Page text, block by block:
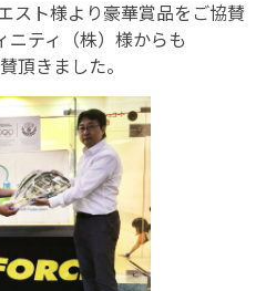
スト様より豪華賞品をご協賛
ティ（株）様からも
頂きました。